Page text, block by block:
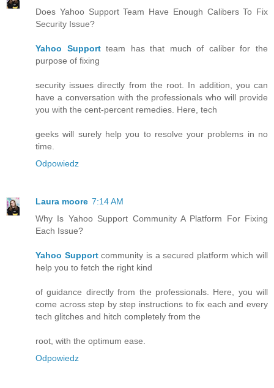
Does Yahoo Support Team Have Enough Calibers To Fix
Security Issue?
Yahoo Supportteam has that much of caliber for the
purpose of fixing
security issues directly from the root. In addition, you can
have a conversation with the professionals who will provide
you with the cent-percent remedies. Here, tech
geeks will surely help you to resolve your problems in no
time.
Odpowiedz
Laura moore 7:14 AM
Why Is Yahoo Support Community A Platform For Fixing
Each Issue?
Yahoo Supportcommunity is a secured platform which will
help you to fetch the right kind
of guidance directly from the professionals. Here, you will
come across step by step instructions to fix each and every
tech glitches and hitch completely from the
root, with the optimum ease.
Odpowiedz